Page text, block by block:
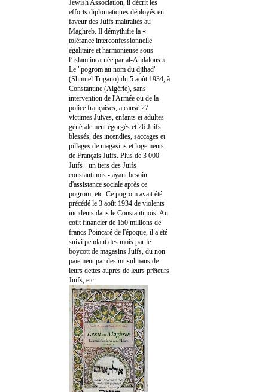
Jewish Association, il décrit les
efforts diplomatiques déployés en
faveur des Juifs maltraités au
Maghreb. Il démythifie la «
tolérance interconfessionnelle
égalitaire et harmonieuse sous
l’islam incarnée par al-Andalous ».
Le "pogrom au nom du djihad"
(Shmuel Trigano) du 5 août 1934, à
Constantine (Algérie), sans
intervention de l'Armée ou de la
police françaises, a causé 27
victimes Juives, enfants et adultes
généralement égorgés et 26 Juifs
blessés, des incendies, saccages et
pillages de magasins et logements
de Français Juifs. Plus de 3 000
Juifs - un tiers des Juifs
constantinois - ayant besoin
d'assistance sociale après ce
pogrom, etc. Ce pogrom avait été
précédé le 3 août 1934 de violents
incidents dans le Constantinois. Au
coût financier de 150 millions de
francs Poincaré de l'époque, il a été
suivi pendant des mois par le
boycott de magasins Juifs, du non
paiement par des musulmans de
leurs dettes auprès de leurs prêteurs
Juifs, etc.